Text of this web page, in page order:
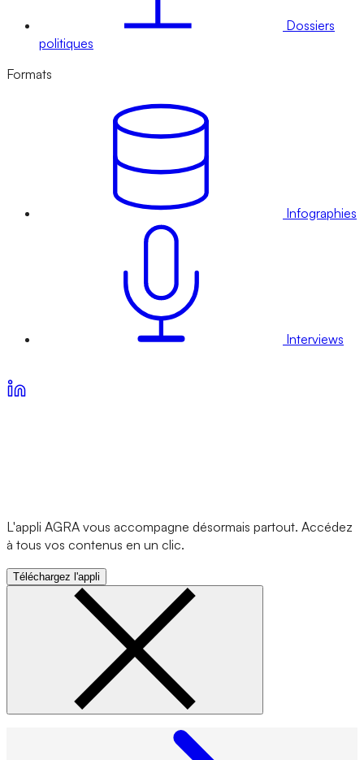
Dossiers
politiques
Formats
Infographies
Interviews
L'appli AGRA vous accompagne désormais partout. Accédez
à tous vos contenus en un clic.
Téléchargez l'appli